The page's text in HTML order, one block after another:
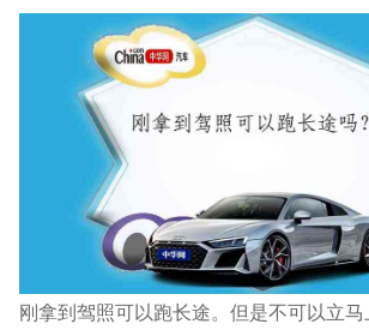
刚拿到驾照可以跑长途。但是不可以立